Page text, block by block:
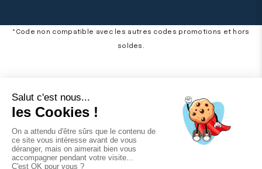
*Code non compatible avec les autres codes promotions et hors
soldes.
À propos de Sport4héros
Besoin d'aide ?
Mon compte
Marchand approuvé par la Société des Avis Garantis,